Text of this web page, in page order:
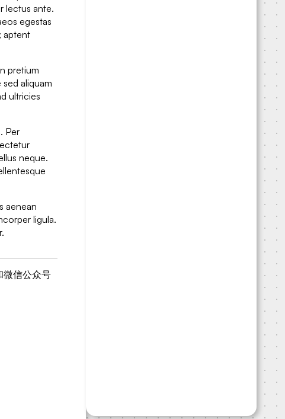
lectus ante.
egestas
aptent
pretium
aliquam
ultricies
Per
neque.
aenean
ligula.
信公众号